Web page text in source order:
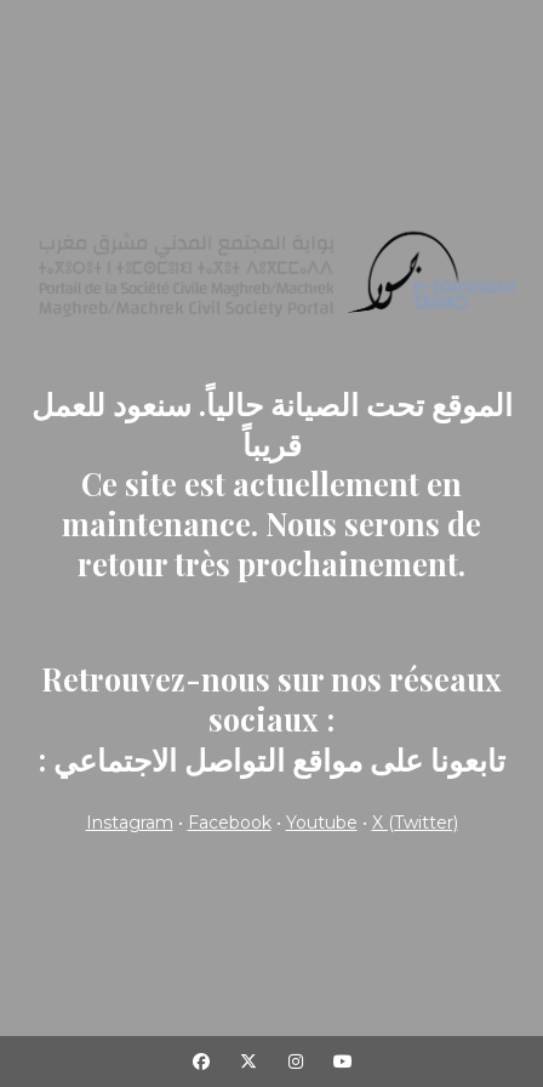
الموقع تحت الصيانة حالياً. سنعود للعمل
قريباً
Ce site est actuellement en
maintenance. Nous serons de
retour très prochainement.
Retrouvez-nous sur nos réseaux
sociaux :
: تابعونا على مواقع التواصل الاجتماعي
Instagram • Facebook• Youtube • X (Twitter)